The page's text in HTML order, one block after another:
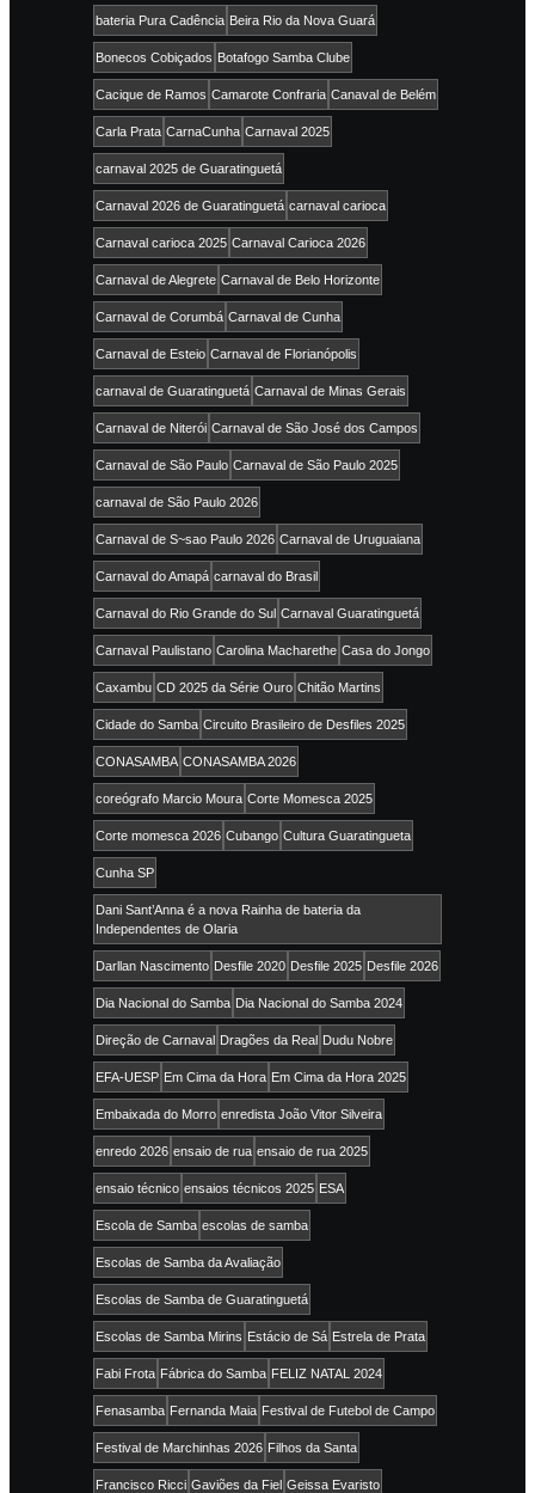
bateria Pura Cadência Beira Rio da Nova Guará
Bonecos Cobiçados Botafogo Samba Clube
Cacique de Ramos Camarote Confraria Canaval de Belém
Carla Prata CarnaCunha Carnaval 2025
carnaval 2025 de Guaratinguetá
Carnaval 2026 de Guaratinguetá carnaval carioca
Carnaval carioca 2025 Carnaval Carioca 2026
Carnaval de Alegrete Carnaval de Belo Horizonte
Carnaval de Corumbá Carnaval de Cunha
Carnaval de Esteio Carnaval de Florianópolis
carnaval de Guaratinguetá Carnaval de Minas Gerais
Carnaval de Niterói Carnaval de São José dos Campos
Carnaval de São Paulo Carnaval de São Paulo 2025
carnaval de São Paulo 2026
Carnaval de S~sao Paulo 2026 Carnaval de Uruguaiana
Carnaval do Amapá carnaval do Brasil
Carnaval do Rio Grande do Sul Carnaval Guaratinguetá
Carnaval Paulistano Carolina Macharethe Casa do Jongo
Caxambu CD 2025 da Série Ouro Chitão Martins
Cidade do Samba Circuito Brasileiro de Desfiles 2025
CONASAMBA CONASAMBA 2026
coreógrafo Marcio Moura Corte Momesca 2025
Corte momesca 2026 Cubango Cultura Guaratingueta
Cunha SP
Dani Sant’Anna é a nova Rainha de bateria da
Independentes de Olaria
Darllan Nascimento Desfile 2020 Desfile 2025 Desfile 2026
Dia Nacional do Samba Dia Nacional do Samba 2024
Direção de Carnaval Dragões da Real Dudu Nobre
EFA-UESP Em Cima da Hora Em Cima da Hora 2025
Embaixada do Morro enredista João Vitor Silveira
enredo 2026 ensaio de rua ensaio de rua 2025
ensaio técnico ensaios técnicos 2025 ESA
Escola de Samba escolas de samba
Escolas de Samba da Avaliação
Escolas de Samba de Guaratinguetá
Escolas de Samba Mirins Estácio de Sá Estrela de Prata
Fabi Frota Fábrica do Samba FELIZ NATAL 2024
Fenasamba Fernanda Maia Festival de Futebol de Campo
Festival de Marchinhas 2026 Filhos da Santa
Francisco Ricci Gaviões da Fiel Geissa Evaristo